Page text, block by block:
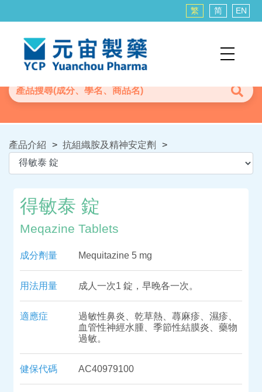
繁 简 EN
產品介紹 > 抗組織胺及精神安定劑 >
得敏泰 錠
Meqazine Tablets
成分劑量 Mequitazine 5 mg
用法用量 成人一次1 錠，早晚各一次。
適應症
過敏性鼻炎、乾草熱、蕁麻疹、濕疹、
血管性神經水腫、季節性結膜炎、藥物
過敏。
健保代碼 AC40979100